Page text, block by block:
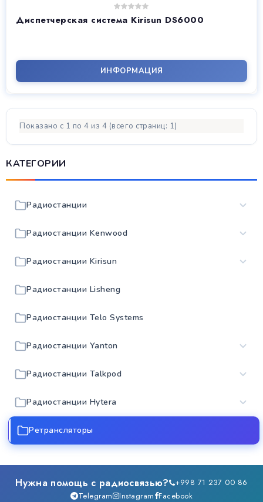
Диспетчерская система Kirisun DS6000
ИНФОРМАЦИЯ
Показано с 1 по 4 из 4 (всего страниц: 1)
КАТЕГОРИИ
Радиостанции
Радиостанции Kenwood
Радиостанции Kirisun
Радиостанции Lisheng
Радиостанции Telo Systems
Радиостанции Yanton
Радиостанции Talkpod
Радиостанции Hytera
Ретрансляторы
Нужна помощь с радиосвязью?
+998 71 237 00 86
Telegram
Instagram Facebook